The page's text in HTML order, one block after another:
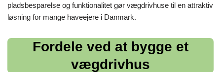
pladsbesparelse og funktionalitet gør vægdrivhuse til en attraktiv
løsning for mange haveejere i Danmark.
Fordele ved at bygge et
vægdrivhus